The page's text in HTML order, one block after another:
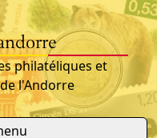
philatéliques et
l'Andorre